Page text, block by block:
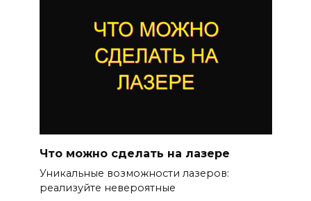
Что можно сделать на лазере
Уникальные возможности лазеров:
реализуйте невероятные